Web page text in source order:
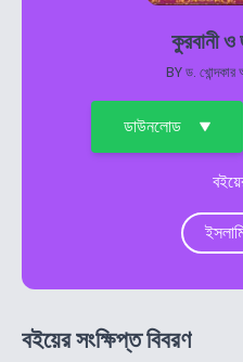
কুরবানী ও
BYড. খোন্দকার
ডাউনলোড
বইয়ের সংক্ষিপ্ত বিবরণ